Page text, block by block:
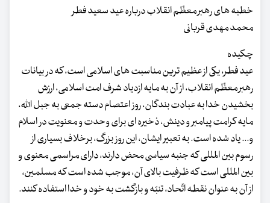
خطبه های رهبر معظّم انقلاب درباره عید سعید فطر
محمد مهدی قربانی
چکیده
عید فطر، یکی از عظیم ترین مناسبت های اسلامی است، که در بیانات
رهبر معظّم انقلاب، از آن به مایه ازدیاد شرف امت اسلامی، ارزش
بخشیدن خدا به عبادت بندگان، روز اعتصام دسته جمعی به جبل الله،
مایه کرامت پیامبر و دینش، ذخیره ای برای وحدت و معنویت در اسلام
و... یاد شده است. به تعبیر ایشان، این روز بزرگ، برخلاف بسیاری از
رسوم بین المللی که جنبه سیاسی محض دارند، دارای مراسمی معنوی و
بین المللی است که ظرفیت بالای آن، موجب شده است که مسلمین،
از آن به عنوان نقطه اتّحاد، تنبّه و بازگشت به خود و خدا استفاده کنند.